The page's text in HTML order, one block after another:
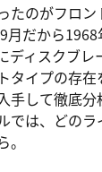
たのがフロン
月だから
ディスクブレ
タイプの存
手して徹底
では、どの